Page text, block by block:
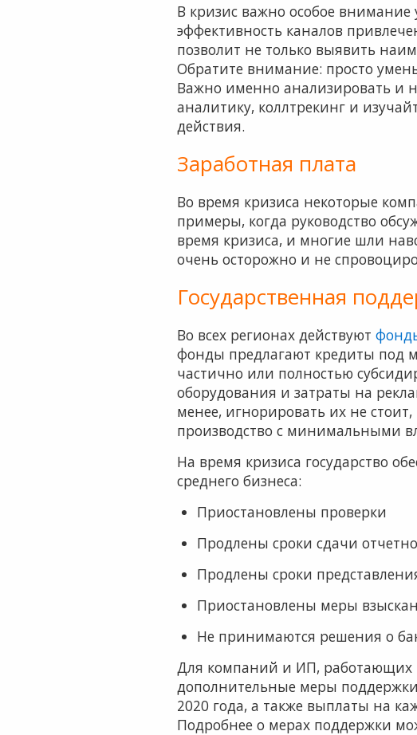
В кризис важно особое внимание
эффективность каналов
позволит не только выявить
Обратите внимание: просто
Важно именно анализировать и
аналитику, коллтрекинг и
действия.
Заработная плата
Во время кризиса некоторые
примеры, когда руководство
время кризиса, и многие шли
очень осторожно и не
Государственная
Во всех регионах действуют
фонды предлагают кредиты под
частично или полностью
оборудования и затраты на
менее, игнорировать их не
производство с минимальными
На время кризиса государство
среднего бизнеса:
Приостановлены проверки
Продлены сроки сдачи
Продлены сроки
Приостановлены меры
Не принимаются решения о
Для компаний и ИП, работающих
дополнительные меры
2020 года, а также выплаты на
Подробнее о мерах поддержки